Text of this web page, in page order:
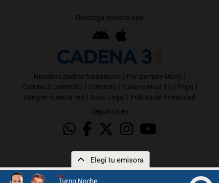
Turno Noche
Elegí tu emisora
Descargá nuestra App
Nuestros padres fundadores | Por siempre Mario |
Cadena 3 Comercial | Contacto | Cadena Heat | La Popu |
Integrar nuestra red | Aviso Legal | Política de Privacidad
Seguinos en